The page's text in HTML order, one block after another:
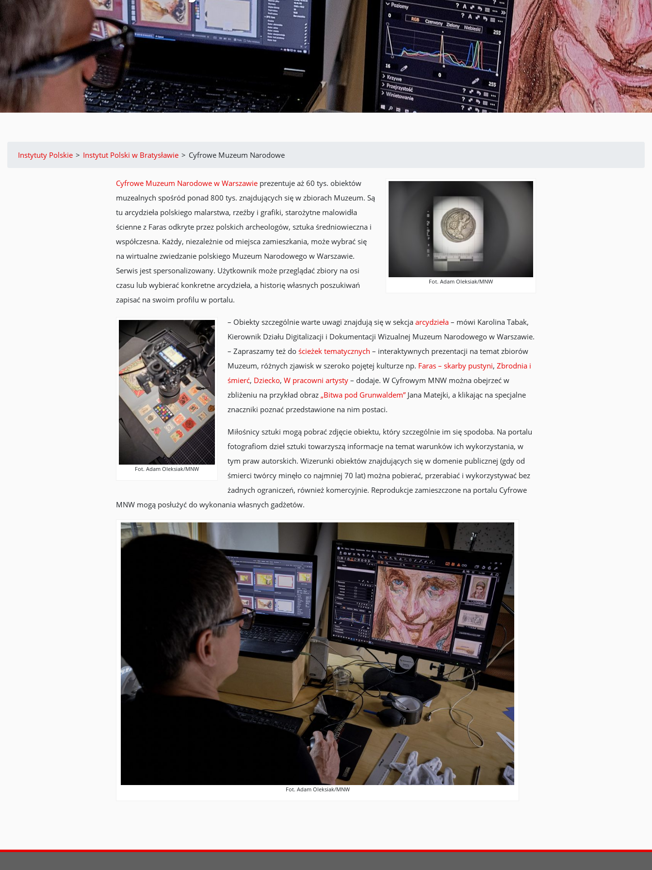
Instytuty Polskie > Instytut Polski w Bratysławie > Cyfrowe Muzeum Narodowe
Fot. Adam Oleksiak/MNW
Cyfrowe Muzeum Narodowe w Warszawie prezentuje aż 60 tys. obiektów
muzealnych spośród ponad 800 tys. znajdujących się w zbiorach Muzeum. Są
tu arcydzieła polskiego malarstwa, rzeźby i grafiki, starożytne malowidła
ścienne z Faras odkryte przez polskich archeologów, sztuka średniowieczna i
współczesna. Każdy, niezależnie od miejsca zamieszkania, może wybrać się
na wirtualne zwiedzanie polskiego Muzeum Narodowego w Warszawie.
Serwis jest spersonalizowany. Użytkownik może przeglądać zbiory na osi
czasu lub wybierać konkretne arcydzieła, a historię własnych poszukiwań
zapisać na swoim profilu w portalu.
Fot. Adam Oleksiak/MNW
– Obiekty szczególnie warte uwagi znajdują się w sekcja arcydzieła – mówi Karolina Tabak,
Kierownik Działu Digitalizacji i Dokumentacji Wizualnej Muzeum Narodowego w Warszawie.
– Zapraszamy też do ścieżek tematycznych – interaktywnych prezentacji na temat zbiorów
Muzeum, różnych zjawisk w szeroko pojętej kulturze np. Faras – skarby pustyni, Zbrodnia i
śmierć, Dziecko, W pracowni artysty – dodaje. W Cyfrowym MNW można obejrzeć w
zbliżeniu na przykład obraz „Bitwa pod Grunwaldem” Jana Matejki, a klikając na specjalne
znaczniki poznać przedstawione na nim postaci.
Miłośnicy sztuki mogą pobrać zdjęcie obiektu, który szczególnie im się spodoba. Na portalu
fotografiom dzieł sztuki towarzyszą informacje na temat warunków ich wykorzystania, w
tym praw autorskich. Wizerunki obiektów znajdujących się w domenie publicznej (gdy od
śmierci twórcy minęło co najmniej 70 lat) można pobierać, przerabiać i wykorzystywać bez
żadnych ograniczeń, również komercyjnie. Reprodukcje zamieszczone na portalu Cyfrowe
MNW mogą posłużyć do wykonania własnych gadżetów.
Fot. Adam Oleksiak/MNW